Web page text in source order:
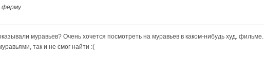
ферму
муравьев? Очень хочется посмотреть на муравьев в каком-нибудь худ. фильме.
так и не смог найти :(